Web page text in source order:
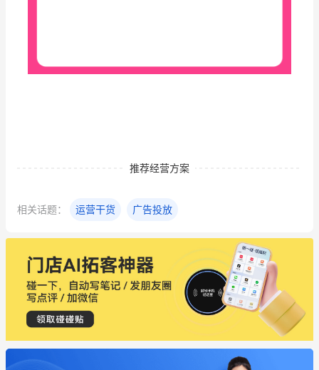
推荐经营方案
相关话题： 运营干货 广告投放